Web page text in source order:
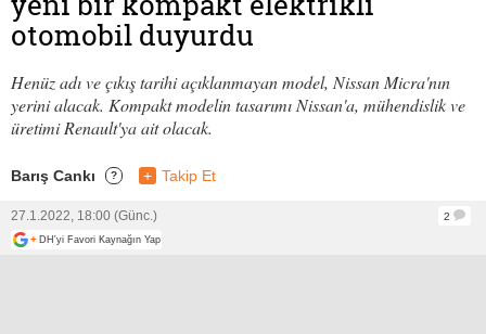
otomobil duyurdu
Henüz adı ve çıkış tarihi açıklanmayan model, Nissan Micra'nın
yerini alacak. Kompakt modelin tasarımı Nissan'a, mühendislik ve
üretimi Renault'ya ait olacak.
Barış Cankı ? + Takip Et
27.1.2022, 18:00 (Günc.)
2
+ DH'yi Favori Kaynağın Yap